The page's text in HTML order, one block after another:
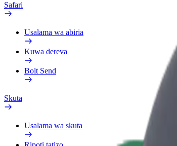
Safari
Usalama wa abiria
Kuwa dereva
Bolt Send
Skuta
Usalama wa skuta